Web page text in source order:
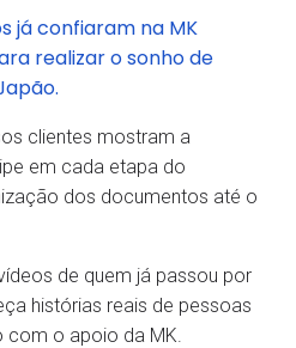
já confiaram na MK
realizar o sonho de
clientes mostram a
em cada etapa do
dos documentos até o
de quem já passou por
histórias reais de pessoas
com o apoio da MK.